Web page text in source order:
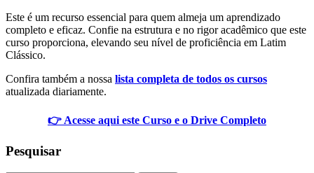
Este é um recurso essencial para quem almeja um aprendizado
completo e eficaz. Confie na estrutura e no rigor acadêmico que este
curso proporciona, elevando seu nível de proficiência em Latim
Clássico.
Confira também a nossa lista completa de todos os cursos
atualizada diariamente.
👉 Acesse aqui este Curso e o Drive Completo
Pesquisar